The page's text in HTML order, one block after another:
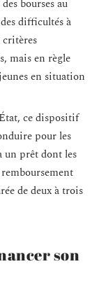
bourses au
difficultés à
mais en règle
en situation
ce dispositif
pour les
un prêt dont les
de deux à trois
son